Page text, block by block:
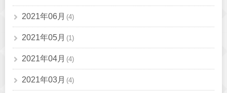
2021年06月 (4)
2021年05月 (1)
2021年04月 (4)
2021年03月 (4)